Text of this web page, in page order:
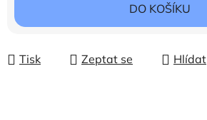
DO KOŠÍKU
Tisk Zeptat se Hlídat